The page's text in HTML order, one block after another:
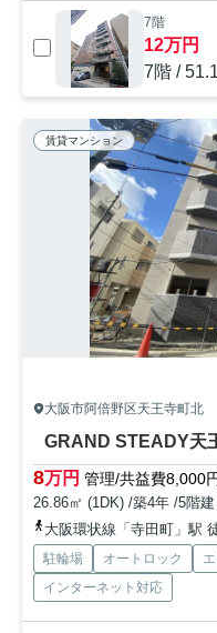
7階
12万円
7階 /
賃貸マンション
大阪市阿倍野区天王寺町北
8万円 管理/共益費8,000
26.86㎡ (1DK) /築4年 /5階建
大阪環状線「寺田町」駅
駐輪場 オートロック
インターネット対応